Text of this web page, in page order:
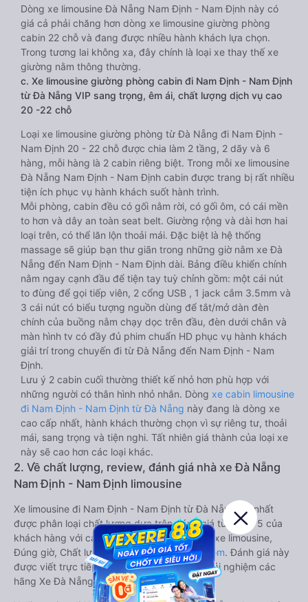
Dòng xe limousine Đà Nẵng Nam Định - Nam Định này có
giá cả phải chăng hơn dòng xe limousine giường phòng
cabin 22 chỗ và đang được nhiều hành khách lựa chọn.
Trong tương lai không xa, đây chính là loại xe thay thế xe
giường nằm thông thường.
c. Xe limousine giường phòng cabin đi Nam Định - Nam Định
từ Đà Nẵng VIP sang trọng, êm ái, chất lượng dịch vụ cao
20 -22 chỗ
Loại xe limousine giường phòng từ Đà Nẵng đi Nam Định -
Nam Định 20 - 22 chỗ được chia làm 2 tầng, 2 dãy và 6
hàng, mỗi hàng là 2 cabin riêng biệt. Trong mỗi xe limousine
Đà Nẵng Nam Định - Nam Định cabin được trang bị rất nhiều
tiện ích phục vụ hành khách suốt hành trình.
Mỗi phòng, cabin đều có gối nằm rời, có gối ôm, có cái mền
to hơn và dây an toàn seat belt. Giường rộng và dài hơn hai
loại trên, có thể lăn lộn thoải mái. Đặc biệt là hệ thống
massage sẽ giúp bạn thư giãn trong những giờ nằm xe Đà
Nẵng đến Nam Định - Nam Định dài. Bảng điều khiển chính
nằm ngay cạnh đầu để tiện tay tuỳ chỉnh gồm: một cái nút
to đùng để gọi tiếp viên, 2 cổng USB , 1 jack cắm 3.5mm và
3 cái nút có biểu tượng nguồn dùng để tắt/mở dàn đèn
chính của buồng nằm chạy dọc trên đầu, đèn dưới chân và
màn hình tv có đầy đủ phim chuẩn HD phục vụ hành khách
giải trí trong chuyến đi từ Đà Nẵng đến Nam Định - Nam
Định.
Lưu ý 2 cabin cuối thường thiết kế nhỏ hơn phù hợp với
những người có thân hình nhỏ nhắn. Dòng xe cabin limousine
đi Nam Định - Nam Định từ Đà Nẵng này đang là dòng xe
cao cấp nhất, hành khách thường chọn vì sự riêng tư, thoải
mái, sang trọng và tiện nghi. Tất nhiên giá thành của loại xe
này sẽ cao hơn các loại khác.
2. Về chất lượng, review, đánh giá nhà xe Đà Nẵng
Nam Định - Nam Định limousine
Xe limousine đi Nam Định - Nam Định từ Đà Nẵng tốt nhất
được phân loại chất lượng dựa trên đánh giá từ 1 đến 5 của
khách hàng với các tiêu chí như: Chất lượng xe limousine,
Đúng giờ, Chất lượng phục vụ trênVexere.com. Đánh giá này
được viết trực tiếp bởi các khách hàng đã trải nghiệm các
hãng Xe Đà Nẵng đi Nam Định - Nam Định.